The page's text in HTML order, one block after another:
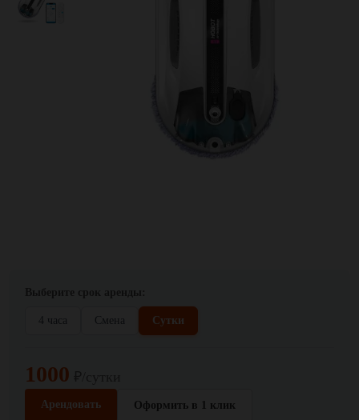
4 часа Смена Сутки
1000
Арендовать Оформить в 1 клик